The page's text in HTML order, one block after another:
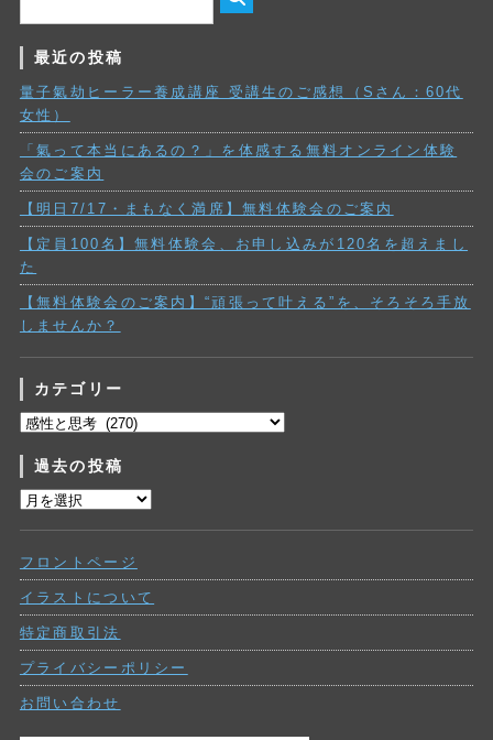
最近の投稿
量子氣劫ヒーラー養成講座 受講生のご感想（Sさん：60代
女性）
「氣って本当にあるの？」を体感する無料オンライン体験
会のご案内
【明日7/17・まもなく満席】無料体験会のご案内
【定員100名】無料体験会、お申し込みが120名を超えまし
た
【無料体験会のご案内】“頑張って叶える”を、そろそろ手放
しませんか？
カテゴリー
カ
ゴ
リ
ー
過去の投稿
過
投
稿
フロントページ
イラストについて
特定商取引法
プライバシーポリシー
お問い合わせ